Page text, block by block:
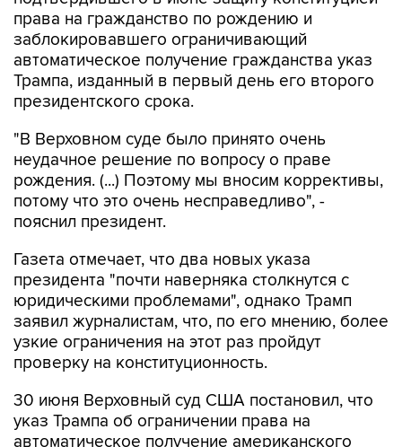
права на гражданство по рождению и
заблокировавшего ограничивающий
автоматическое получение гражданства указ
Трампа, изданный в первый день его второго
президентского срока.
"В Верховном суде было принято очень
неудачное решение по вопросу о праве
рождения. (...) Поэтому мы вносим коррективы,
потому что это очень несправедливо", -
пояснил президент.
Газета отмечает, что два новых указа
президента "почти наверняка столкнутся с
юридическими проблемами", однако Трамп
заявил журналистам, что, по его мнению, более
узкие ограничения на этот раз пройдут
проверку на конституционность.
30 июня Верховный суд США постановил, что
указ Трампа об ограничении права на
автоматическое получение американского